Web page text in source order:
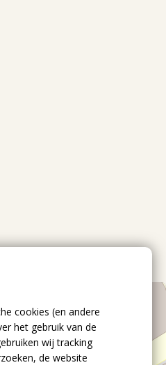
cookies (en andere
het gebruik van de
wij tracking
de website